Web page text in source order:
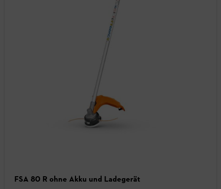
FSA 80 R ohne Akku und Ladegerät